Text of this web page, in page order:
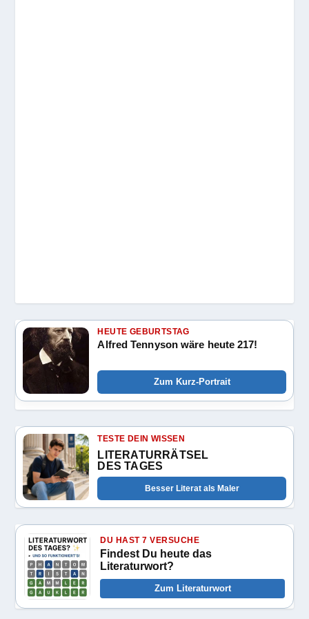
HEUTE GEBURTSTAG
Alfred Tennyson wäre heute 217!
Zum Kurz-Portrait
TESTE DEIN WISSEN
LITERATURRÄTSEL
DES TAGES
Besser Literat als Maler
DU HAST 7 VERSUCHE
Findest Du heute das
Literaturwort?
Zum Literaturwort